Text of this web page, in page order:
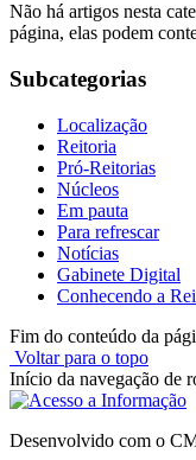
Não há artigos nesta
página, elas podem
Subcategorias
Localização
Reitoria
Pró-Reitorias
Núcleos
Em pauta
Para refrescar
Notícias
Gabinete Digital
Conhecendo a
Fim do conteúdo da
Voltar para o topo
Início da navegação de
Desenvolvido com o